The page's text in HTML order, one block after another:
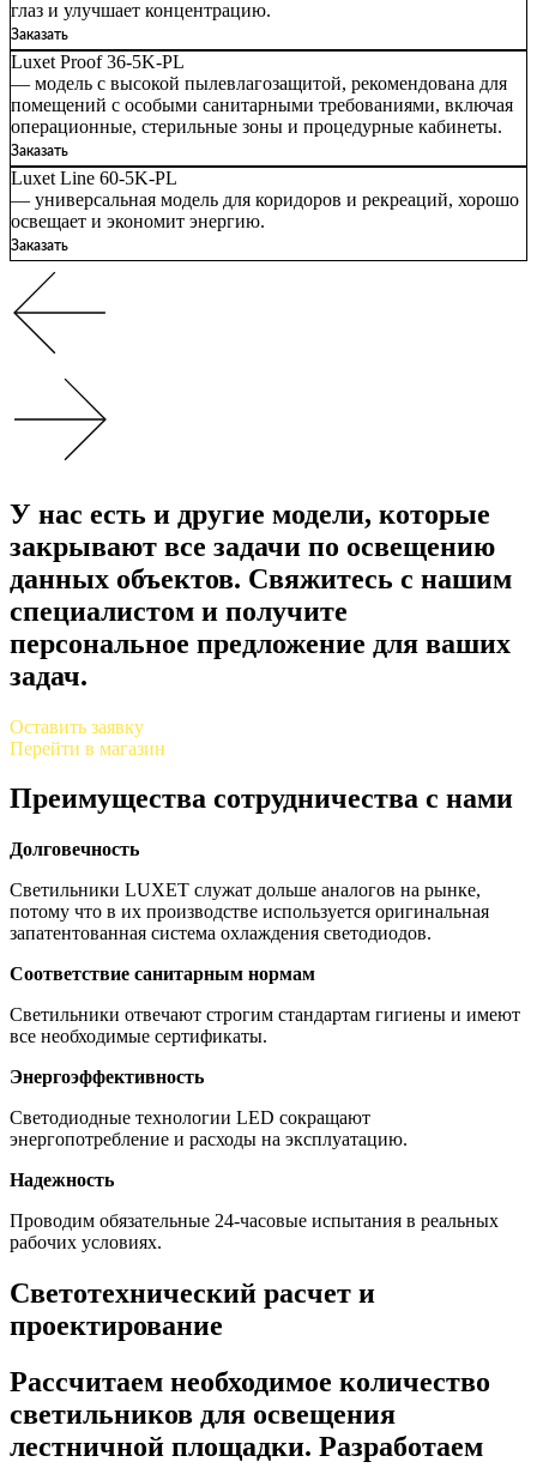
глаз и улучшает концентрацию.
Заказать
Luxet Proof 36-5K-PL
— модель с высокой пылевлагозащитой, рекомендована для
помещений с особыми санитарными требованиями, включая
операционные, стерильные зоны и процедурные кабинеты.
Заказать
Luxet Line 60-5K-PL
— универсальная модель для коридоров и рекреаций, хорошо
освещает и экономит энергию.
Заказать
У нас есть и другие модели, которые
закрывают все задачи по освещению
данных объектов. Свяжитесь с нашим
специалистом и получите
персональное предложение для ваших
задач.
Оставить заявку
Перейти в магазин
Преимущества сотрудничества с нами
Долговечность
Светильники LUXET служат дольше аналогов на рынке,
потому что в их производстве используется оригинальная
запатентованная система охлаждения светодиодов.
Соответствие санитарным нормам
Светильники отвечают строгим стандартам гигиены и имеют
все необходимые сертификаты.
Энергоэффективность
Светодиодные технологии LED сокращают
энергопотребление и расходы на эксплуатацию.
Надежность
Проводим обязательные 24-часовые испытания в реальных
рабочих условиях.
Светотехнический расчет и
проектирование
Рассчитаем необходимое количество
светильников для освещения
лестничной площадки. Разработаем